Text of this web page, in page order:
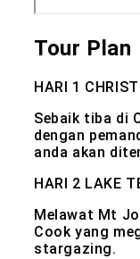
Tour Plan
HARI 1
Sebaik tiba di
dengan
anda akan
HARI 2 LAKE
Melawat Mt
Cook yang
stargazing.